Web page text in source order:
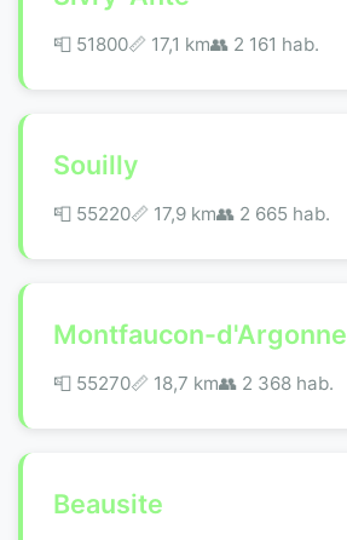
📮 51800📏 17,1 km👥 2 161 hab.
Souilly
📮 55220📏 17,9 km👥 2 665 hab.
Montfaucon-d'Argonne
📮 55270📏 18,7 km👥 2 368 hab.
Beausite